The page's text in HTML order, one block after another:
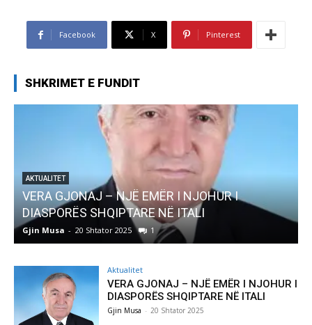
Facebook X Pinterest
SHKRIMET E FUNDIT
AKTUALITET
Pregaditi Gjin Musa-Rome- Shtator 2025
Gjin Musa - 8 Shtator 2025
Aktualitet
VERA GJONAJ – NJË EMËR I NJOHUR I
DIASPORËS SHQIPTARE NË ITALI
Gjin Musa - 20 Shtator 2025